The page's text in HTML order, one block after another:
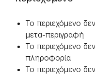
Το περιεχόμενο
μετα-περιγραφή
Το περιεχόμενο
πληροφορία
Το περιεχόμενο